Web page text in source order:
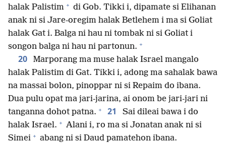
halak Palistim + di Gob. Tikki i, dipamate si Elihanan
anak ni si Jare-oregim halak Betlehem i ma si Goliat
halak Gat i. Balga ni hau ni tombak ni si Goliat i
songon balga ni hau ni partonun. +
20
Marporang ma muse halak Israel mangalo
halak Palistim di Gat. Tikki i, adong ma sahalak bawa
na massai bolon, pinoppar ni si Repaim do ibana.
Dua pulu opat ma jari-jarina, ai onom be jari-jari ni
tanganna dohot patna. + 21
Sai dileai bawa i do
halak Israel. + Alani i, ro ma si Jonatan anak ni si
Simei + abang ni si Daud pamatehon ibana.